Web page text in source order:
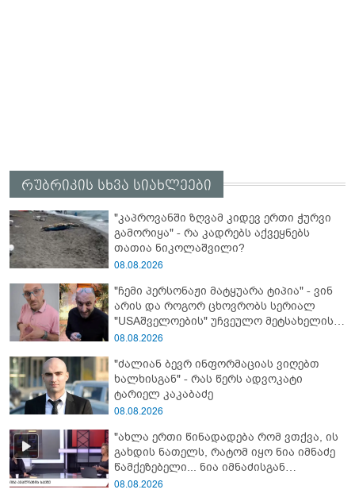
რუბრიკის სხვა სიახლეები
"კაპროვანში ზღვამ კიდევ ერთი ჭურვი
გამორიყა" - რა კადრებს აქვეყნებს
თათია ნიკოლაშვილი?
08.08.2026
"ჩემი პერსონაჟი მატყუარა ტიპია" - ვინ
არის და როგორ ცხოვრობს სერიალ
"USAშველოების" უჩვეულო მეტსახელის
მქონე პოპულარული გმირი რეალურ
08.08.2026
"ძალიან ბევრ ინფორმაციას ვიღებთ
ხალხისგან" - რას წერს ადვოკატი
ტარიელ კაკაბაძე
08.08.2026
"ახლა ერთი წინადადება რომ ვთქვა, ის
გახდის ნათელს, რატომ იყო ნია იმნაძე
წამქეზებელი... ნია იმნაძისგან
გამოსული ინფორმაციაა ეს" - რას
08.08.2026